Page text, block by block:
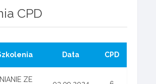
CPD
Data CPD
ZE